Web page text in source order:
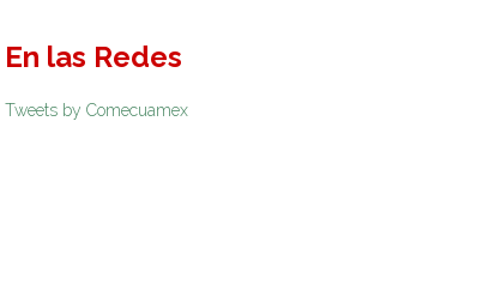
En las Redes
Tweets by Comecuamex